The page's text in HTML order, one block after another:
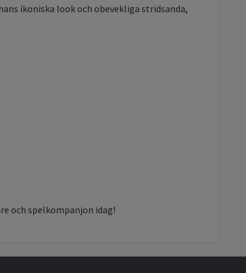
ikoniska look och obevekliga stridsanda,
och spelkompanjon idag!